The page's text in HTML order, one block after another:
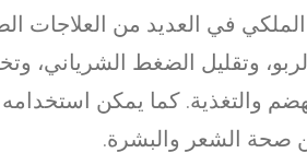
في العديد من العلاجات
وتقليل الضغط الشرياني،
والتغذية. كما يمكن
صحة الشعر والبشرة.